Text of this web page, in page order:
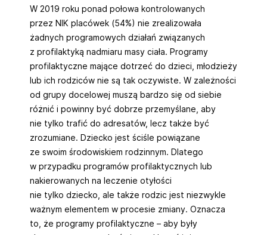
W 2019 roku ponad połowa kontrolowanych
przez NIK placówek (54%) nie zrealizowała
żadnych programowych działań związanych
z profilaktyką nadmiaru masy ciała. Programy
profilaktyczne mające dotrzeć do dzieci, młodzieży
lub ich rodziców nie są tak oczywiste. W zależności
od grupy docelowej muszą bardzo się od siebie
różnić i powinny być dobrze przemyślane, aby
nie tylko trafić do adresatów, lecz także być
zrozumiane. Dziecko jest ściśle powiązane
ze swoim środowiskiem rodzinnym. Dlatego
w przypadku programów profilaktycznych lub
nakierowanych na leczenie otyłości
nie tylko dziecko, ale także rodzic jest niezwykle
ważnym elementem w procesie zmiany. Oznacza
to, że programy profilaktyczne – aby były